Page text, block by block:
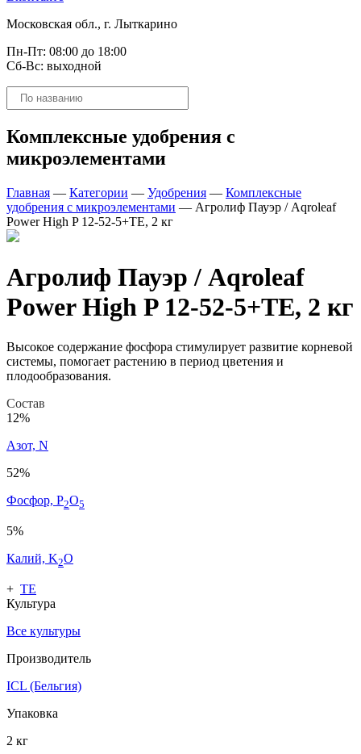
Московская обл., г. Лыткарино
Пн-Пт: 08:00 до 18:00
Сб-Вс: выходной
Поиск
товаров
Комплексные удобрения с
микроэлементами
Главная — Категории — Удобрения — Комплексные
удобрения с микроэлементами — Агролиф Пауэр / Aqroleaf
Power High P 12-52-5+ТЕ, 2 кг
Агролиф Пауэр / Aqroleaf
Power High P 12-52-5+ТЕ, 2 кг
Высокое содержание фосфора стимулирует развитие корневой
системы, помогает растению в период цветения и
плодообразования.
Состав
12%
Азот, N
52%
Фосфор, P2O5
5%
Калий, K2O
+ ТЕ
Культура
Все культуры
Производитель
ICL (Бельгия)
Упаковка
2 кг